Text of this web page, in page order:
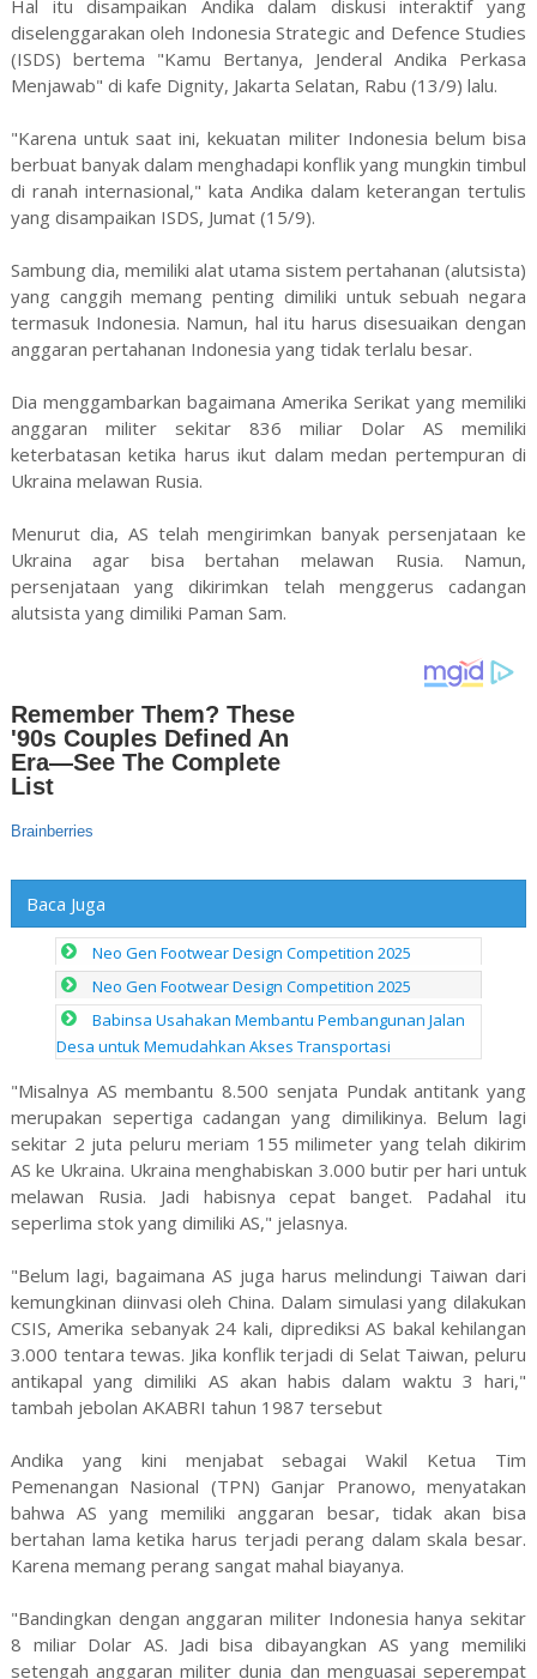
Hal itu disampaikan Andika dalam diskusi interaktif yang
diselenggarakan oleh Indonesia Strategic and Defence Studies
(ISDS) bertema "Kamu Bertanya, Jenderal Andika Perkasa
Menjawab" di kafe Dignity, Jakarta Selatan, Rabu (13/9) lalu.
"Karena untuk saat ini, kekuatan militer Indonesia belum bisa
berbuat banyak dalam menghadapi konflik yang mungkin timbul
di ranah internasional," kata Andika dalam keterangan tertulis
yang disampaikan ISDS, Jumat (15/9).
Sambung dia, memiliki alat utama sistem pertahanan (alutsista)
yang canggih memang penting dimiliki untuk sebuah negara
termasuk Indonesia. Namun, hal itu harus disesuaikan dengan
anggaran pertahanan Indonesia yang tidak terlalu besar.
Dia menggambarkan bagaimana Amerika Serikat yang memiliki
anggaran militer sekitar 836 miliar Dolar AS memiliki
keterbatasan ketika harus ikut dalam medan pertempuran di
Ukraina melawan Rusia.
Menurut dia, AS telah mengirimkan banyak persenjataan ke
Ukraina agar bisa bertahan melawan Rusia. Namun,
persenjataan yang dikirimkan telah menggerus cadangan
alutsista yang dimiliki Paman Sam.
Baca Juga
Neo Gen Footwear Design Competition 2025
Neo Gen Footwear Design Competition 2025
Babinsa Usahakan Membantu Pembangunan Jalan
Desa untuk Memudahkan Akses Transportasi
"Misalnya AS membantu 8.500 senjata Pundak antitank yang
merupakan sepertiga cadangan yang dimilikinya. Belum lagi
sekitar 2 juta peluru meriam 155 milimeter yang telah dikirim
AS ke Ukraina. Ukraina menghabiskan 3.000 butir per hari untuk
melawan Rusia. Jadi habisnya cepat banget. Padahal itu
seperlima stok yang dimiliki AS," jelasnya.
"Belum lagi, bagaimana AS juga harus melindungi Taiwan dari
kemungkinan diinvasi oleh China. Dalam simulasi yang dilakukan
CSIS, Amerika sebanyak 24 kali, diprediksi AS bakal kehilangan
3.000 tentara tewas. Jika konflik terjadi di Selat Taiwan, peluru
antikapal yang dimiliki AS akan habis dalam waktu 3 hari,"
tambah jebolan AKABRI tahun 1987 tersebut
Andika yang kini menjabat sebagai Wakil Ketua Tim
Pemenangan Nasional (TPN) Ganjar Pranowo, menyatakan
bahwa AS yang memiliki anggaran besar, tidak akan bisa
bertahan lama ketika harus terjadi perang dalam skala besar.
Karena memang perang sangat mahal biayanya.
"Bandingkan dengan anggaran militer Indonesia hanya sekitar
8 miliar Dolar AS. Jadi bisa dibayangkan AS yang memiliki
setengah anggaran militer dunia dan menguasai seperempat